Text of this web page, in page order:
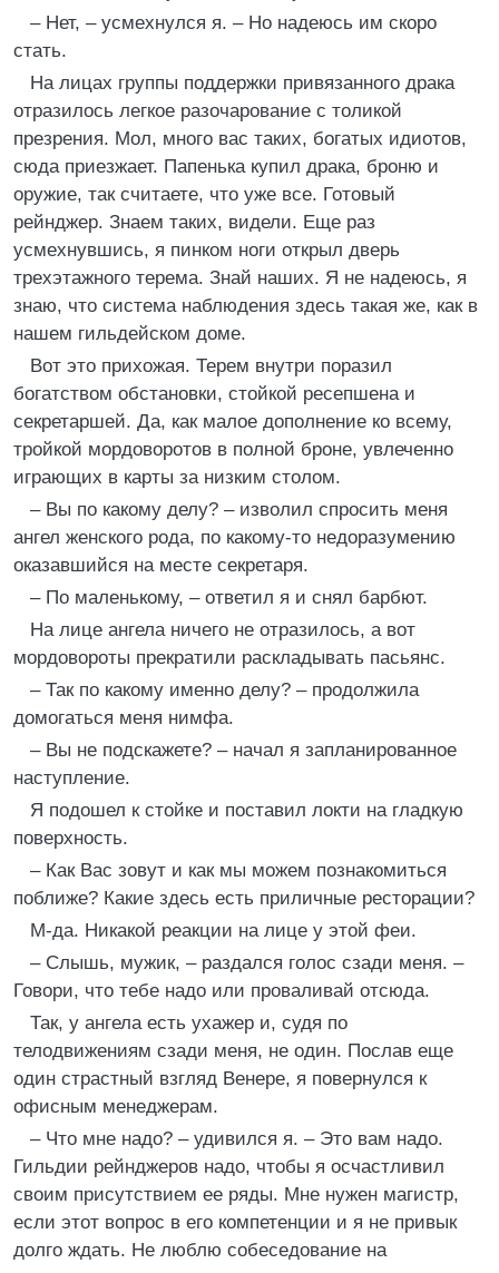
– Нет, – усмехнулся я. – Но надеюсь им скоро
стать.
На лицах группы поддержки привязанного драка
отразилось легкое разочарование с толикой
презрения. Мол, много вас таких, богатых идиотов,
сюда приезжает. Папенька купил драка, броню и
оружие, так считаете, что уже все. Готовый
рейнджер. Знаем таких, видели. Еще раз
усмехнувшись, я пинком ноги открыл дверь
трехэтажного терема. Знай наших. Я не надеюсь, я
знаю, что система наблюдения здесь такая же, как в
нашем гильдейском доме.
Вот это прихожая. Терем внутри поразил
богатством обстановки, стойкой ресепшена и
секретаршей. Да, как малое дополнение ко всему,
тройкой мордоворотов в полной броне, увлеченно
играющих в карты за низким столом.
– Вы по какому делу? – изволил спросить меня
ангел женского рода, по какому-то недоразумению
оказавшийся на месте секретаря.
– По маленькому, – ответил я и снял барбют.
На лице ангела ничего не отразилось, а вот
мордовороты прекратили раскладывать пасьянс.
– Так по какому именно делу? – продолжила
домогаться меня нимфа.
– Вы не подскажете? – начал я запланированное
наступление.
Я подошел к стойке и поставил локти на гладкую
поверхность.
– Как Вас зовут и как мы можем познакомиться
поближе? Какие здесь есть приличные ресторации?
М-да. Никакой реакции на лице у этой феи.
– Слышь, мужик, – раздался голос сзади меня. –
Говори, что тебе надо или проваливай отсюда.
Так, у ангела есть ухажер и, судя по
телодвижениям сзади меня, не один. Послав еще
один страстный взгляд Венере, я повернулся к
офисным менеджерам.
– Что мне надо? – удивился я. – Это вам надо.
Гильдии рейнджеров надо, чтобы я осчастливил
своим присутствием ее ряды. Мне нужен магистр,
если этот вопрос в его компетенции и я не привык
долго ждать. Не люблю собеседование на